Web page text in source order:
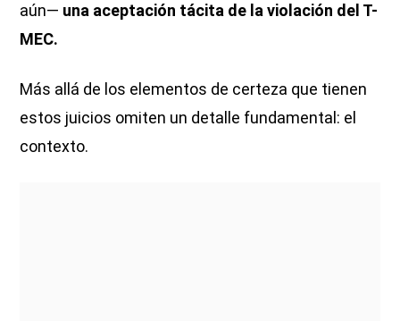
aún— una aceptación tácita de la violación del T-
MEC.
Más allá de los elementos de certeza que tienen
estos juicios omiten un detalle fundamental: el
contexto.